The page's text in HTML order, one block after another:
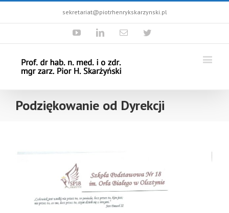
sekretariat@piotrhenrykskarzynski.pl
YoutubeLinkedinEmail Twitter
Podziękowanie od Dyrekcji